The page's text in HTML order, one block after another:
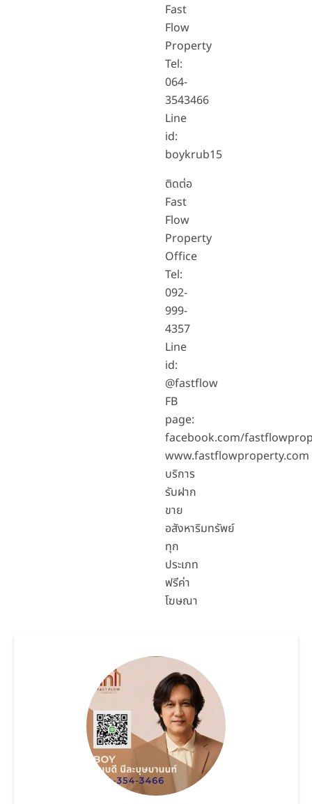
Fast
Flow
Property
Tel:
064-
3543466
Line
id:
boykrub15
ติดต่อ
Fast
Flow
Property
Office
Tel:
092-
999-
4357
Line
id:
@fastflow
FB
page:
facebook.com/
www.fastflowproperty.com
บริการ
รับฝาก
ขาย
อสังหาริมทรัพย์
ทุก
ประเภท
ฟรีค่า
โฆษณา